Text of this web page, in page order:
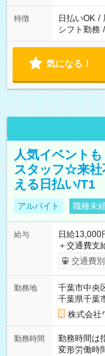
特徴 日払いOK /
シフト勤務 /
気になる！
人気イベント
スタッフ☆来社
える日払い/T1
アルバイト 職種未
給与
日給13,000
＋交通費支給 ★交通費全額支給！ ┗案件により規定あり
いOK！（
ンビニATMか
交通費
勤務地
千葉市中央
千葉県千葉
株式会社
勤務時間
勤務時間は
変形労働時間制